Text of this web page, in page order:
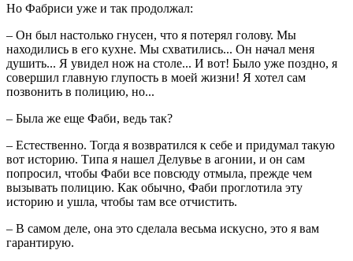
Но Фабриси уже и так продолжал:
– Он был настолько гнусен, что я потерял голову. Мы
находились в его кухне. Мы схватились... Он начал меня
душить... Я увидел нож на столе... И вот! Было уже поздно, я
совершил главную глупость в моей жизни! Я хотел сам
позвонить в полицию, но...
– Была же еще Фаби, ведь так?
– Естественно. Тогда я возвратился к себе и придумал такую
вот историю. Типа я нашел Делувье в агонии, и он сам
попросил, чтобы Фаби все повсюду отмыла, прежде чем
вызывать полицию. Как обычно, Фаби проглотила эту
историю и ушла, чтобы там все отчистить.
– В самом деле, она это сделала весьма искусно, это я вам
гарантирую.